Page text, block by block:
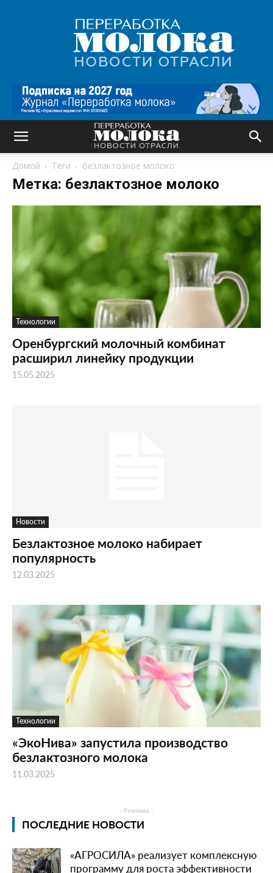
Переработка
молока
|
Новости
Домой Теги безлактозное молоко
Метка: безлактозное молоко
Технологии
Оренбургский молочный комбинат
расширил линейку продукции
15.05.2025
Новости
Безлактозное молоко набирает
популярность
12.03.2025
Технологии
«ЭкоНива» запустила производство
безлактозного молока
11.03.2025
- Реклама -
ПОСЛЕДНИЕ НОВОСТИ
«АГРОСИЛА» реализует комплексную
программу для роста эффективности